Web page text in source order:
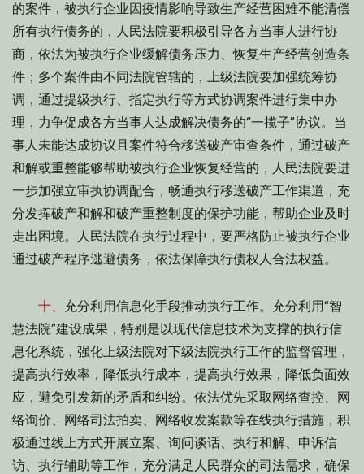
的案件，被执行企业因疫情影响导致生产经营困难不能清偿
所有执行债务的，人民法院要积极引导各方当事人进行协
商，依法为被执行企业缓解债务压力、恢复生产经营创造条
件；多个案件由不同法院管辖的，上级法院要加强统筹协
调，通过提级执行、指定执行等方式协调案件进行集中办
理，力争促成各方当事人达成解决债务的“一揽子”协议。当
事人未能达成协议且案件符合移送破产审查条件，通过破产
和解或重整能够帮助被执行企业恢复经营的，人民法院要进
一步加强立审执协调配合，畅通执行移送破产工作渠道，充
分发挥破产和解和破产重整制度的保护功能，帮助企业及时
走出困境。人民法院在执行过程中，要严格防止被执行企业
通过破产程序逃避债务，依法保障执行债权人合法权益。
十、 充分利用信息化手段推动执行工作。充分利用“智
慧法院”建设成果，特别是以现代信息技术为支撑的执行信
息化系统，强化上级法院对下级法院执行工作的监督管理，
提高执行效率，降低执行成本，提高执行效果，降低负面效
应，避免引发新的矛盾和纠纷。依法优先采取网络查控、网
络询价、网络司法拍卖、网络收发案款等在线执行措施，积
极通过线上方式开展立案、询问谈话、执行和解、申诉信
访、执行辅助等工作，充分满足人民群众的司法需求，确保